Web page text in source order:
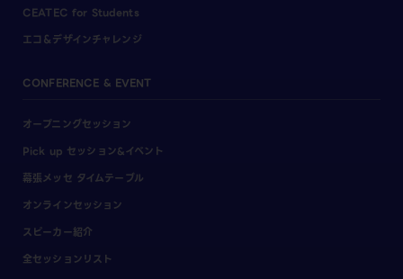
CEATEC for Students
エコ＆デザインチャレンジ
CONFERENCE & EVENT
オープニングセッション
Pick up セッション&イベント
幕張メッセ タイムテーブル
オンラインセッション
スピーカー紹介
全セッションリスト